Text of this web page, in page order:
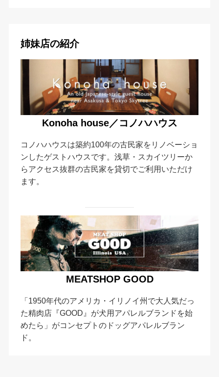
姉妹店の紹介
Konoha house／コノハハウス
コノハハウスは築約100年の古民家をリノベーショ
ンしたゲストハウスです。浅草・スカイツリーか
らアクセス抜群の古民家を貸切でご利用いただけ
ます。
MEATSHOP GOOD
「1950年代のアメリカ・イリノイ州で大人気だっ
た精肉店『GOOD』が犬用アパレルブランドを始
めたら」がコンセプトのドッグアパレルブラン
ド。